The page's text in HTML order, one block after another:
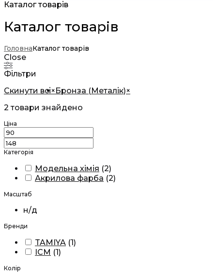
Каталог товарів
Каталог товарів
ГоловнаКаталог товарів
Close
Фільтри
Скинути всі×Бронза (Металік)×
2 товари знайдено
Ціна
Категорія
Модельна хімія (2)
Акрилова фарба (2)
Масштаб
н/д
Бренди
TAMIYA (1)
ICM (1)
Колір